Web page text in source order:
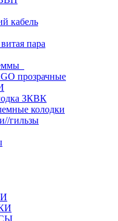
кабель
пара
прозрачные
ЗКВК
колодки
гильзы